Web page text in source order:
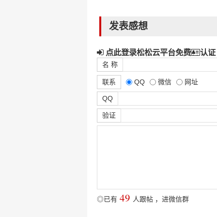
发表感想
点此登录松松云平台免费 认证
名 称
联系 QQ 微信 网址
QQ
验证
◎已有 49 人跟帖 ， 进微信群